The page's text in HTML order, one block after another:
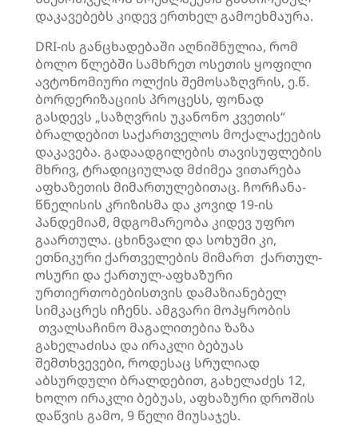
დაკავებებს კიდევ ერთხელ გამოეხმაურა.
DRI-ის განცხადებაში აღნიშნულია, რომ
ბოლო წლებში სამხრეთ ოსეთის ყოფილი
ავტონომიური ოლქის შემოსაზღვრის, ე.წ.
ბორდერიზაციის პროცესს, ფონად
გასდევს „საზღვრის უკანონო კვეთის“
ბრალდებით საქართველოს მოქალაქეების
დაკავება. გადაადგილების თავისუფლების
მხრივ, ტრადიციულად მძიმეა ვითარება
აფხაზეთის მიმართულებითაც. ჩორჩანა-
წნელისის კრიზისმა და კოვიდ 19-ის
პანდემიამ, მდგომარეობა კიდევ უფრო
გაართულა. ცხინვალი და სოხუმი კი,
ეთნიკური ქართველების მიმართ ქართულ-
ოსური და ქართულ-აფხაზური
ურთიერთობებისთვის დამაზიანებელ
სიმკაცრეს იჩენს. ამგვარი მოპყრობის
თვალსაჩინო მაგალითებია ზაზა
გახელაძისა და ირაკლი ბებუას
შემთხვევები, როდესაც სრულიად
აბსურდული ბრალდებით, გახელაძეს 12,
ხოლო ირაკლი ბებუას, აფხაზური დროშის
დაწვის გამო, 9 წელი მიუსაჯეს.